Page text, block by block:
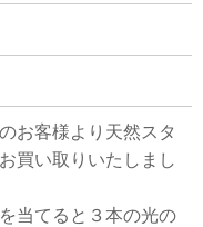
お客様より天然スタ
買い取りいたしまし
当てると３本の光の